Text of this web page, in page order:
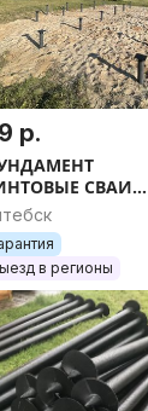
р.
СВАИ
СВАЙНЫЙ
ДОМ БАНЯ
ТЕРРАСА
УЧАСТОК
ОГОРО
в регионы